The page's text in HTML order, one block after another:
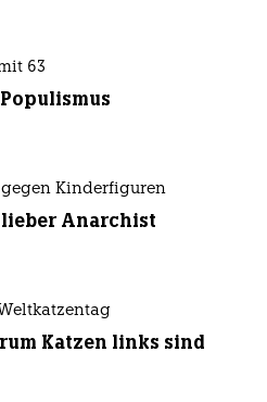
63
Kinderfiguren
lieber Anarchist
Katzen links sind